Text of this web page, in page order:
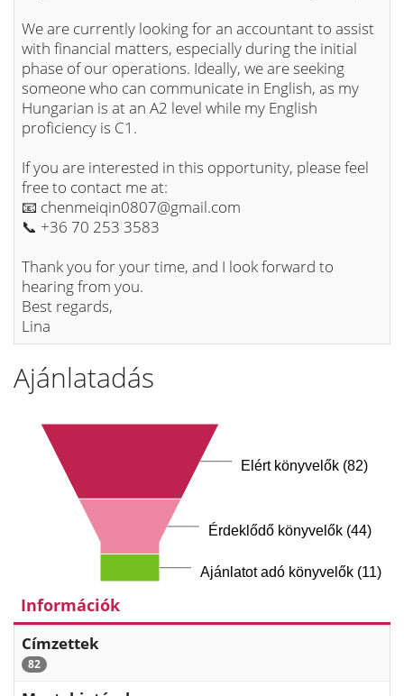
We are currently looking for an accountant to assist
with financial matters, especially during the initial
phase of our operations. Ideally, we are seeking
someone who can communicate in English, as my
Hungarian is at an A2 level while my English
proficiency is C1.
If you are interested in this opportunity, please feel
free to contact me at:
📧 chenmeiqin0807@gmail.com
📞 +36 70 253 3583
Thank you for your time, and I look forward to
hearing from you.
Best regards,
Lina
Ajánlatadás
Elért könyvelők (82)
Érdeklődő könyvelők (44)
Ajánlatot adó könyvelők (11)
Információk
Címzettek
82